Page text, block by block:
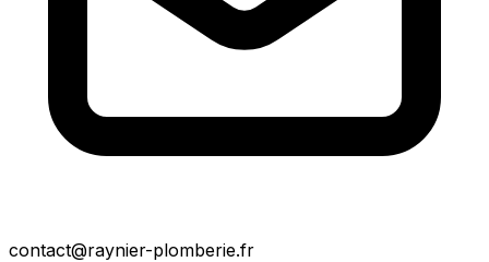
contact@raynier-plomberie.fr